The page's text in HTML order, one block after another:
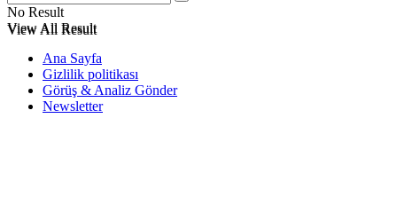
View All Result
No Result
View All Result
Ana Sayfa
Gizlilik politikası
Görüş & Analiz Gönder
Newsletter